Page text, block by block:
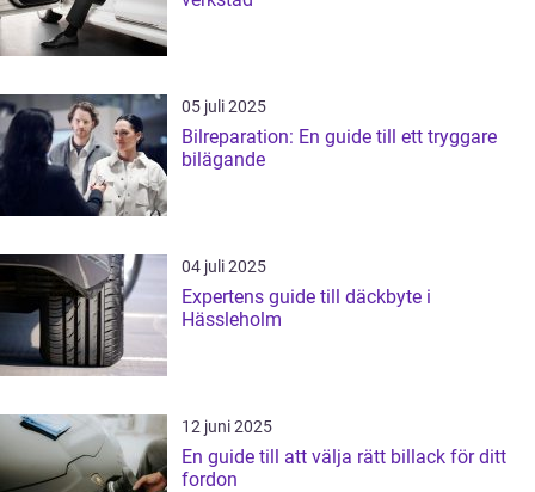
05 juli 2025
Bilreparation: En guide till ett tryggare
bilägande
04 juli 2025
Expertens guide till däckbyte i
Hässleholm
12 juni 2025
En guide till att välja rätt billack för ditt
fordon